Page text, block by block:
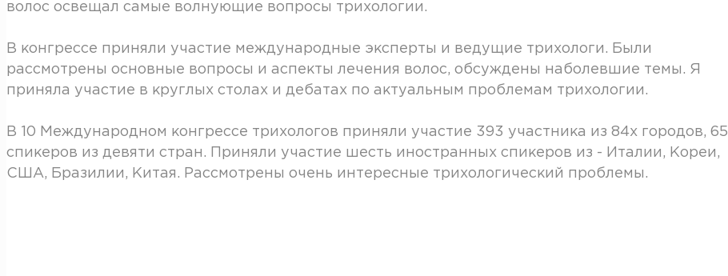
волос освещал самые волнующие вопросы трихологии.
В конгрессе приняли участие международные эксперты и ведущие трихологи. Были
рассмотрены основные вопросы и аспекты лечения волос, обсуждены наболевшие темы. Я
приняла участие в круглых столах и дебатах по актуальным проблемам трихологии.
В 10 Международном конгрессе трихологов приняли участие 393 участника из 84х городов, 65
спикеров из девяти стран. Приняли участие шесть иностранных спикеров из - Италии, Кореи,
США, Бразилии, Китая. Рассмотрены очень интересные трихологический проблемы.